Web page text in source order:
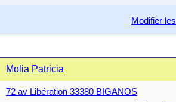
Modifier
Molia Patricia
72 av Libération 33380 BIGANOS